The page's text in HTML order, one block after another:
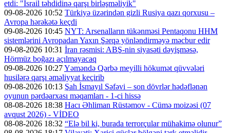
etdi: "İsrail təhdidinə qarşı birləşməliyik"
09-08-2026 10:52 Türkiyə üzərindən gizli Rusiya qazı qorxusu –
Avropa hərəkətə keçdi
09-08-2026 10:45 NYT: Arsenalların tükənməsi Pentaqonu HHM
sistemlərini Avropadan Yaxın Şərqə yönləndirməyə məcbur edir
09-08-2026 10:31 İran rəsmisi: ABŞ-nin siyasəti dəyişməsə,
Hörmüz boğazı açılmayacaq
09-08-2026 10:27Yəməndə Qərbə meyilli hökumət qüvvələri
husilərə qarşı əməliyyat keçirib
09-08-2026 10:13 Şah İsmayıl Səfəvi – son dövrlər hədəflənən
oyunun pərdəarxası məqamları - 1-ci hissə
08-08-2026 18:38 Hacı Əhliman Rüstəmov - Cümə moizəsi (07
avqust 2026) - VİDEO
08-08-2026 18:32 “Elə bil ki, burada terrorçular mühakimə olunur”